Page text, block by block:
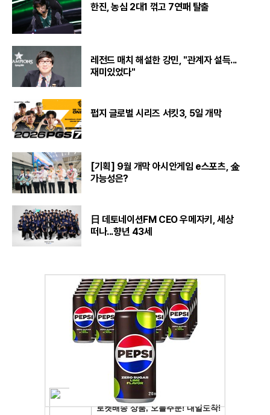
한진, 농심 2대1 꺾고 7연패 탈출
레전드 매치 해설한 강민, "관계자 설득...
재미있었다"
펍지 글로벌 시리즈 서킷3, 5일 개막
[기획] 9월 개막 아시안게임 e스포츠, 金
가능성은?
日 데토네이션FM CEO 우메자키, 세상
떠나...향년 43세